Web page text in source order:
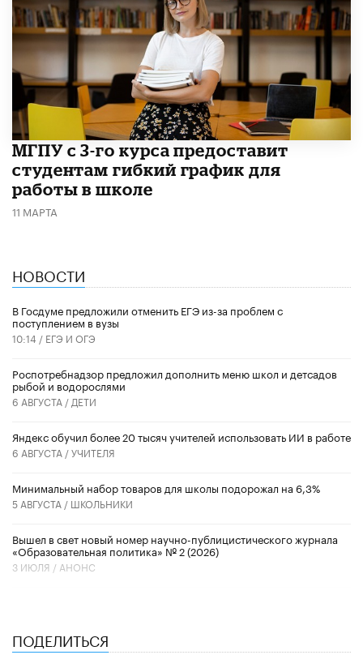
МГПУ с 3-го курса предоставит
студентам гибкий график для
работы в школе
11 МАРТА
НОВОСТИ
В Госдуме предложили отменить ЕГЭ из-за проблем с
поступлением в вузы
10:14 / ЕГЭ И ОГЭ
Роспотребнадзор предложил дополнить меню школ и детсадов
рыбой и водорослями
6 АВГУСТА / ДЕТИ
​Яндекс обучил более 20 тысяч учителей использовать ИИ в работе
6 АВГУСТА /УЧИТЕЛЯ
Минимальный набор товаров для школы подорожал на 6,3%
5 АВГУСТА / ШКОЛЬНИКИ
Вышел в свет новый номер научно-публицистического журнала
«Образовательная политика» № 2 (2026)
3 ИЮЛЯ / АНОНС
ПОДЕЛИТЬСЯ